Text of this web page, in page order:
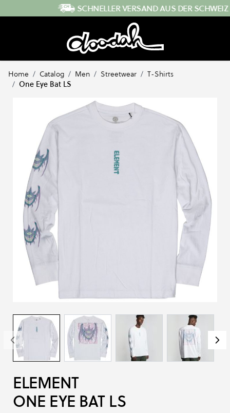
Direkt zum InhaltSCHNELLER VERSAND AUS DER SCHWEIZ
Home / Catalog / Men / Streetwear / T-Shirts
/ One Eye Bat LS
ELEMENT
ONE EYE BAT LS